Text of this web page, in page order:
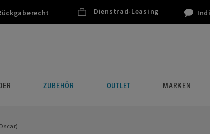
Dienstrad-Leasing
ZUBEHÖR OUTLET MARKEN